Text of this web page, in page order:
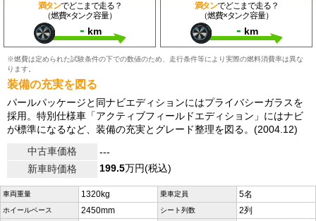
満タンでどこまで走る？
（燃費×タンク容量）
- km
満タンでどこまで走る？
（燃費×タンク容量）
- km
※燃費は定められた試験条件の下での数値のため、走行条件等により実際の燃料消費率は異な
ります。
装備の充実を図る
パールパッケージと同ナビエディションにはプライバシーガラスを
採用。特別仕様車「アクティブフィールドエディション」にはナビ
が標準になるなど、装備の充実とグレード整理を図る。(2004.12)
中古車価格
---
新車時価格
199.5万円(税込)
車両重量 1320kg 乗車定員 5名
ホイールベース 2450mm シート列数 2列